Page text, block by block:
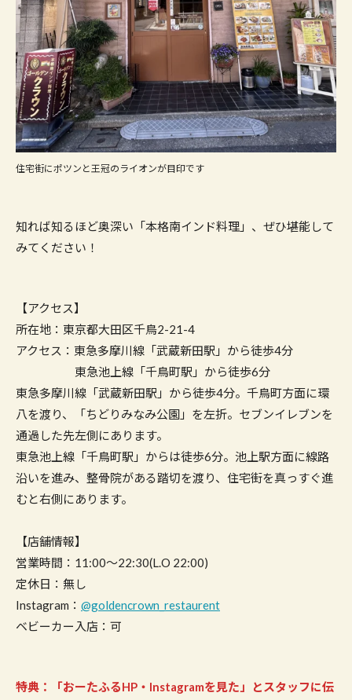
住宅街にポツンと王冠のライオンが目印です
知れば知るほど奥深い「本格南インド料理」、ぜひ堪能して
みてください！
【アクセス】
所在地：東京都大田区千鳥2-21-4
アクセス：東急多摩川線「武蔵新田駅」から徒歩4分
東急池上線「千鳥町駅」から徒歩6分
東急多摩川線「武蔵新田駅」から徒歩4分。千鳥町方面に環
八を渡り、「ちどりみなみ公園」を左折。セブンイレブンを
通過した先左側にあります。
東急池上線「千鳥町駅」からは徒歩6分。池上駅方面に線路
沿いを進み、整骨院がある踏切を渡り、住宅街を真っすぐ進
むと右側にあります。
【店舗情報】
営業時間：11:00～22:30(L.O 22:00)
定休日：無し
Instagram： @goldencrown_restaurent
ベビーカー入店：可
特典：「おーたふるHP・Instagramを見た」とスタッフに伝